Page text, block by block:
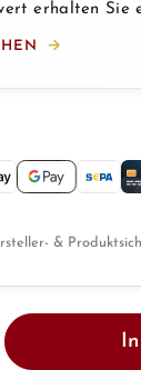
erhalten Sie
&